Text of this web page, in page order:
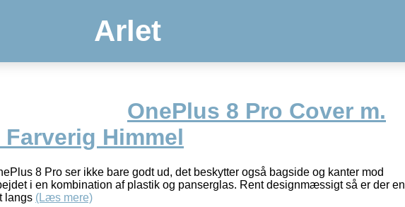
Arlet
OnePlus 8 Pro Cover m.
Himmel
8 Pro ser ikke bare godt ud, det beskytter også bagside og kanter mod
i en kombination af plastik og panserglas. Rent designmæssigt så er der en
langs (Læs mere)